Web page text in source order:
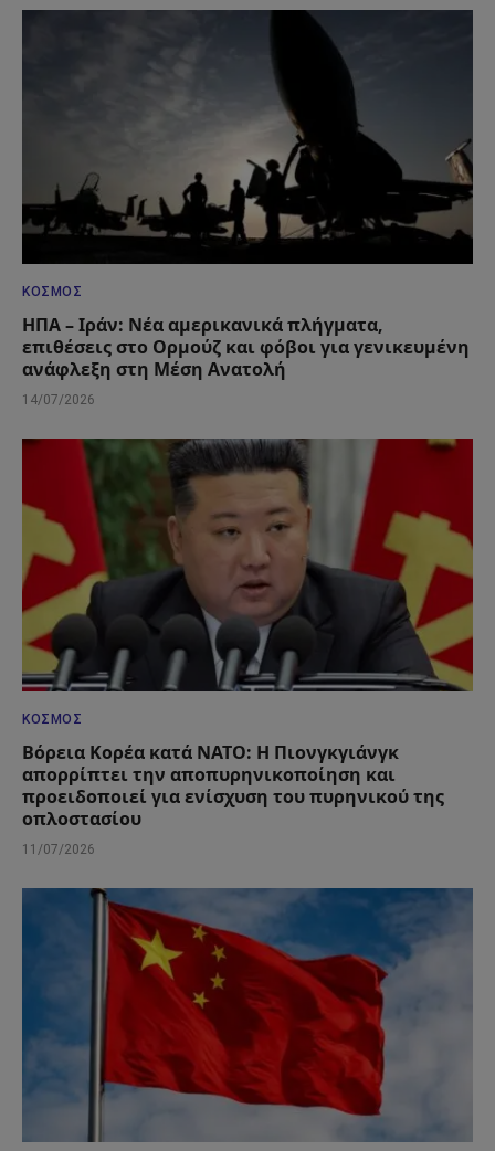
ΚΌΣΜΟΣ
ΗΠΑ – Ιράν: Νέα αμερικανικά πλήγματα,
επιθέσεις στο Ορμούζ και φόβοι για γενικευμένη
ανάφλεξη στη Μέση Ανατολή
14/07/2026
ΚΌΣΜΟΣ
Βόρεια Κορέα κατά ΝΑΤΟ: Η Πιονγκγιάνγκ
απορρίπτει την αποπυρηνικοποίηση και
προειδοποιεί για ενίσχυση του πυρηνικού της
οπλοστασίου
11/07/2026